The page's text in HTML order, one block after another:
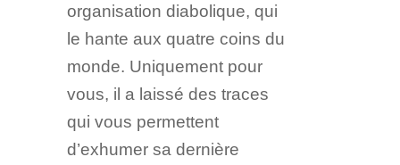
organisation diabolique, qui
le hante aux quatre coins du
monde. Uniquement pour
vous, il a laissé des traces
qui vous permettent
d’exhumer sa dernière